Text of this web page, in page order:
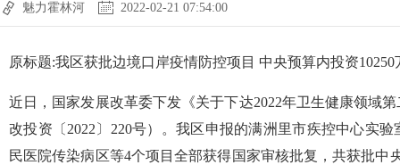
魅力霍林河 2022-02-21 07:54:00
原标题:我区获批边境口岸疫情防控项目 中央预算内投资10250
近日，国家发展改革委下发《关于下达2022年卫生健康领域
改投资〔2022〕220号）。我区申报的满洲里市疾控中心实
民医院传染病区等4个项目全部获得国家审核批复，共获批中